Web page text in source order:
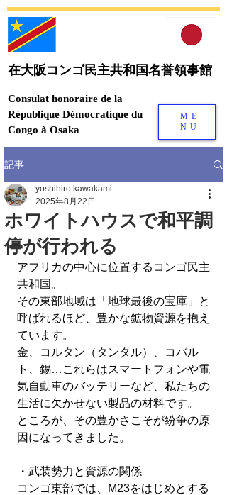
在大阪コンゴ民主共和国名誉領事館
Consulat honoraire de la
République Démocratique du
Congo à Osaka
ME
NU
記事
ホワイトハウスで和平調
停が行われる
yoshihiro kawakami
2025年8月22日
アフリカの中心に位置するコンゴ民主
共和国。
その東部地域は「地球最後の宝庫」と
呼ばれるほど、豊かな鉱物資源を抱え
ています。
金、コルタン（タンタル）、コバル
ト、錫…これらはスマートフォンや電
気自動車のバッテリーなど、私たちの
生活に欠かせない製品の材料です。
ところが、その豊かさこそが紛争の原
因になってきました。
・武装勢力と資源の関係
コンゴ東部では、M23をはじめとする